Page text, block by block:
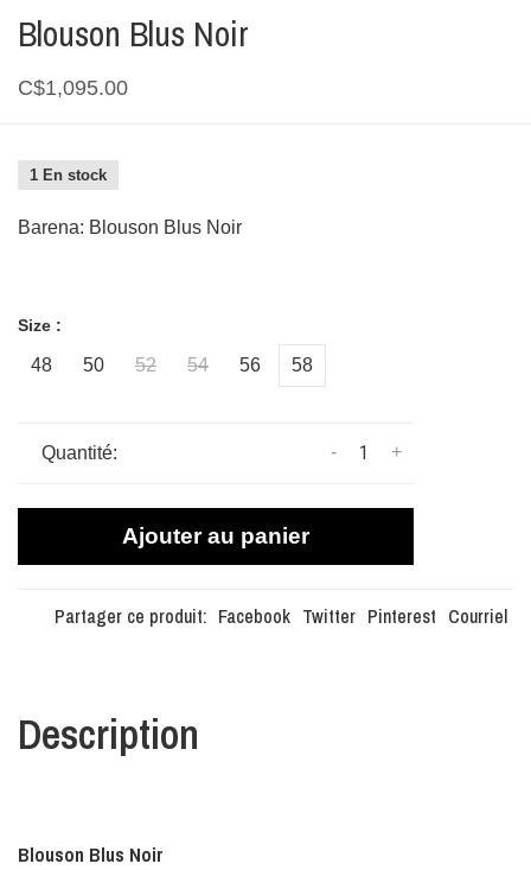
Blouson Blus Noir
C$1,095.00
1 En stock
Barena: Blouson Blus Noir
Size :
48 50 52 54 56 58
Quantité: +
-
Ajouter au panier
Partager ce produit: Facebook Twitter Pinterest Courriel
Description
Blouson Blus Noir